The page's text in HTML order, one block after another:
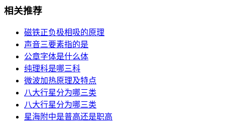
相关推荐
磁铁正负极相吸的原理
声音三要素指的是
公章字体是什么体
纯理科是哪三科
微波加热原理及特点
八大行星分为哪三类
八大行星分为哪三类
星海附中是普高还是职高